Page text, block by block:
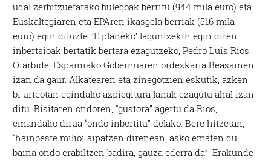
udal zerbitzuetarako bulegoak berritu (944 mila euro) eta
Euskaltegiaren eta EPAren ikasgela berriak (516 mila
euro) egin dituzte. ‘E planeko’ laguntzekin egin diren
inbertsioak bertatik bertara ezagutzeko, Pedro Luis Rios
Oiarbide, Espainiako Gobernuaren ordezkaria Beasainen
izan da gaur. Alkatearen eta zinegotzien eskutik, azken
bi urteotan egindako azpiegitura lanak ezagutu ahal izan
ditu. Bisitaren ondoren, “gustora” agertu da Rios,
emandako dirua “ondo inbertitu” delako. Bere hitzetan,
“hainbeste milioi aipatzen direnean, asko ematen du,
baina ondo erabiltzen badira, gauza ederra da”. Erakunde